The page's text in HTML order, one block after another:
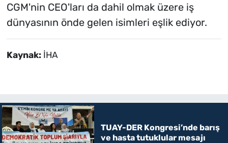
CGM'nin CEO'ları da dahil olmak üzere iş
dünyasının önde gelen isimleri eşlik ediyor.
Kaynak: İHA
TUAY-DER Kongresi’nde barış
ve hasta tutuklular mesajı